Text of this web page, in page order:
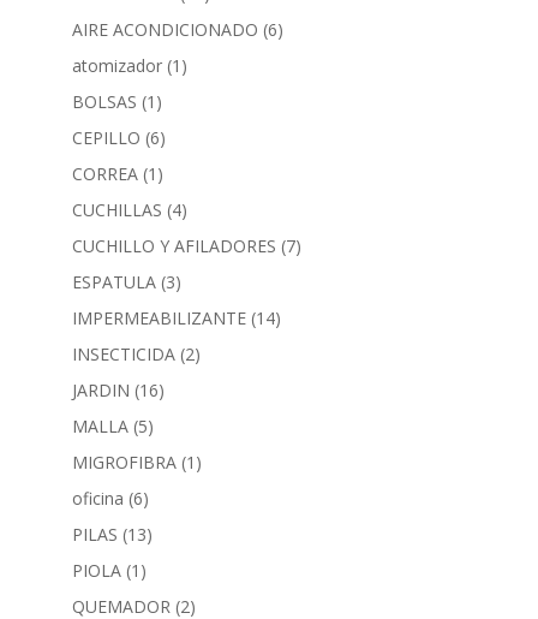
AIRE ACONDICIONADO (6)
atomizador (1)
BOLSAS (1)
CEPILLO (6)
CORREA (1)
CUCHILLAS (4)
CUCHILLO Y AFILADORES (7)
ESPATULA (3)
IMPERMEABILIZANTE (14)
INSECTICIDA (2)
JARDIN (16)
MALLA (5)
MIGROFIBRA (1)
oficina (6)
PILAS (13)
PIOLA (1)
QUEMADOR (2)